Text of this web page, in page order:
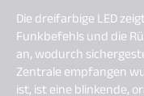
Die dreifarbige LED
Funkbefehls und die
an, wodurch
Zentrale empfangen
ist, ist eine blinkende,